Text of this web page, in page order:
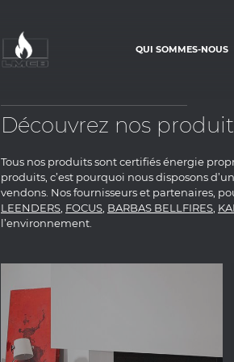
QUI SOMMES-NOUS
Découvrez nos
Tous nos produits sont certifiés énergie
produits, c’est pourquoi nous disposons
vendons. Nos fournisseurs et partenaires,
LEENDERS FOCUS BARBAS BELLFIRES
l’environnement.